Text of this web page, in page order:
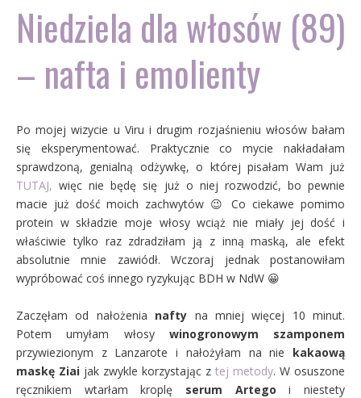
Niedziela dla włosów (89)
– nafta i emolienty
Po mojej wizycie u Viru i drugim rozjaśnieniu włosów bałam
się eksperymentować. Praktycznie co mycie nakładałam
sprawdzoną, genialną odżywkę, o której pisałam Wam już
TUTAJ, więc nie będę się już o niej rozwodzić, bo pewnie
macie już dość moich zachwytów 😉 Co ciekawe pomimo
protein w składzie moje włosy wciąż nie miały jej dość i
właściwie tylko raz zdradziłam ją z inną maską, ale efekt
absolutnie mnie zawiódł. Wczoraj jednak postanowiłam
wypróbować coś innego ryzykując BDH w NdW 😀
Zaczęłam od nałożenia nafty na mniej więcej 10 minut.
Potem umyłam włosy winogronowym szamponem
przywiezionym z Lanzarote i nałożyłam na nie kakaową
maskę Ziai jak zwykle korzystając z tej metody. W osuszone
ręcznikiem wtarłam kroplę serum Artego i niestety